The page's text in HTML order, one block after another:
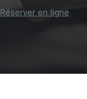
Réserver en ligne